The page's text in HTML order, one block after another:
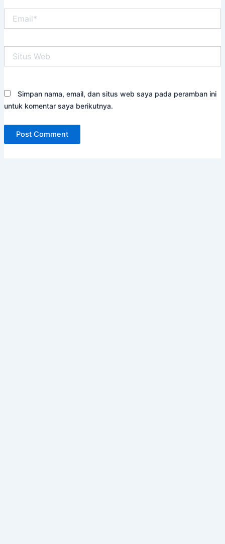
Web
Simpan nama, email, dan situs web saya pada peramban ini
untuk komentar saya berikutnya.